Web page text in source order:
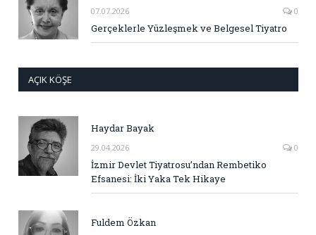
07.07.2026 0
Gerçeklerle Yüzleşmek ve Belgesel Tiyatro
AÇIK KÖŞE
Haydar Bayak
29.04.2026 0
İzmir Devlet Tiyatrosu’ndan Rembetiko
Efsanesi: İki Yaka Tek Hikaye
Fuldem Özkan